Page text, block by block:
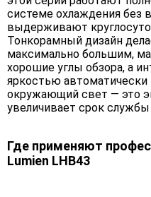
системе охлаждения без
выдерживают
Тонкорамный дизайн
максимально большим,
хорошие углы обзора, а
яркостью автоматически
окружающий свет — это
увеличивает срок службы
Где применяют
Lumien LHB43